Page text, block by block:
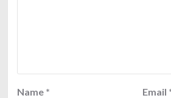
Name * Email